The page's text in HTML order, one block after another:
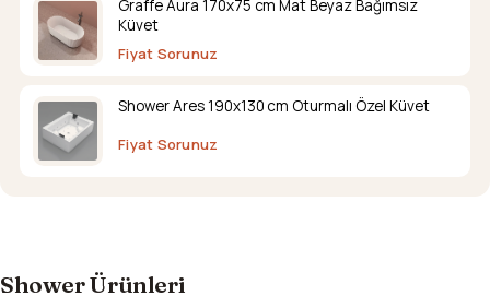
Graffe Aura 170x75 cm Mat Beyaz Bağımsız
Küvet
Fiyat Sorunuz
Shower Ares 190x130 cm Oturmalı Özel Küvet
Fiyat Sorunuz
Shower Ürünleri